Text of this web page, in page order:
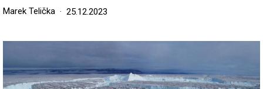
Marek Telička 25.12.2023